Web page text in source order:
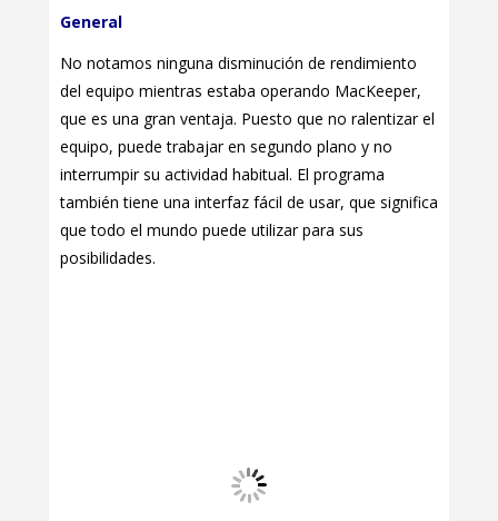
General
No notamos ninguna disminución de rendimiento
del equipo mientras estaba operando MacKeeper,
que es una gran ventaja. Puesto que no ralentizar el
equipo, puede trabajar en segundo plano y no
interrumpir su actividad habitual. El programa
también tiene una interfaz fácil de usar, que significa
que todo el mundo puede utilizar para sus
posibilidades.